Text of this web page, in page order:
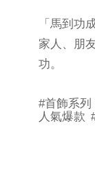
「馬到功
家人、朋
功。
#首飾系列
人氣爆款